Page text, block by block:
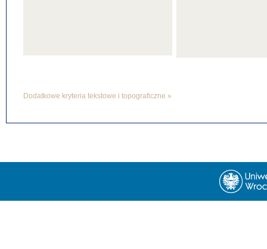
Dodatkowe kryteria tekstowe i topograficzne »